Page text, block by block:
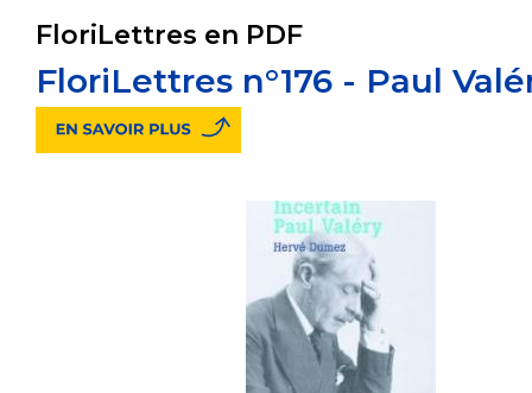
FloriLettres en PDF
FloriLettres n°176 - Paul